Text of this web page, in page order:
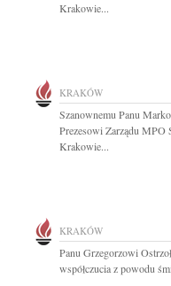
Krakowie...
KRAKÓW
Szanownemu Panu
Prezesowi Zarządu MPO
Krakowie...
KRAKÓW
Panu Grzegorzowi
współczucia z powodu